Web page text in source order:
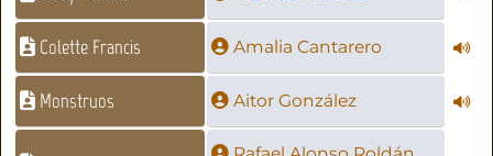
Colette Francis Amalia Cantarero
Monstruos Aitor González